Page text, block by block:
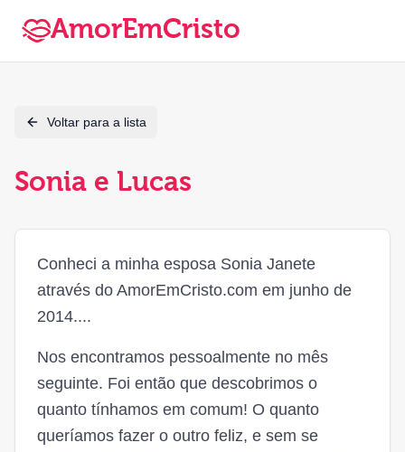
AmorEmCristo
Voltar para a lista
Sonia e Lucas
Conheci a minha esposa Sonia Janete
através do AmorEmCristo.com em junho de
2014....
Nos encontramos pessoalmente no mês
seguinte. Foi então que descobrimos o
quanto tínhamos em comum! O quanto
queríamos fazer o outro feliz, e sem se